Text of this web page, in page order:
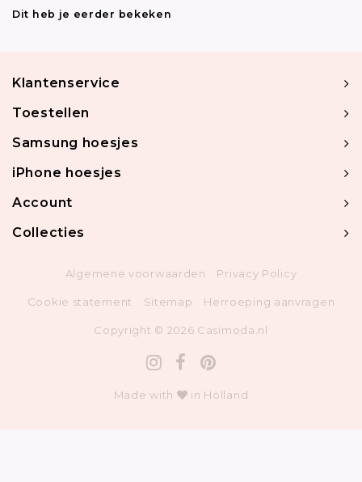
Dit heb je eerder bekeken
Klantenservice
Toestellen
Samsung hoesjes
iPhone hoesjes
Account
Collecties
Algemene voorwaarden Privacy Policy
Cookie statement Sitemap Herroeping aanvragen
Copyright © 2026 Casimoda.nl
Made with in Holland